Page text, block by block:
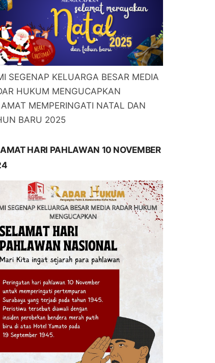
SEGENAP KELUARGA BESAR MEDIA
HUKUM MENGUCAPKAN
MEMPERINGATI NATAL DAN
BARU 2025
HARI PAHLAWAN 10 NOVEMBER